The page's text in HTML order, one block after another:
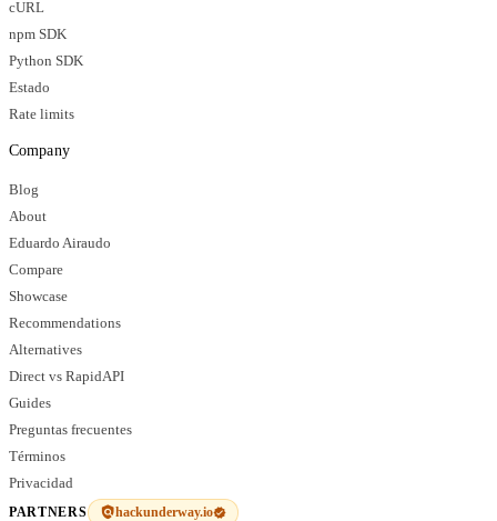
cURL
npm SDK
Python SDK
Estado
Rate limits
Company
Blog
About
Eduardo Airaudo
Compare
Showcase
Recommendations
Alternatives
Direct vs RapidAPI
Guides
Preguntas frecuentes
Términos
Privacidad
PARTNERS hackunderway.io